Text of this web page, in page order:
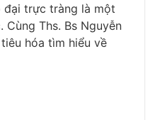
đại trực tràng là một
Cùng Ths. Bs Nguyễn
hóa tìm hiểu về